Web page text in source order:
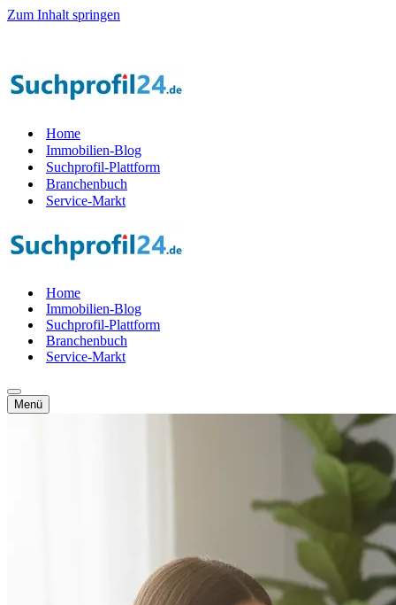
Zum Inhalt springen
Home
Immobilien-Blog
Suchprofil-Plattform
Branchenbuch
Service-Markt
Home
Immobilien-Blog
Suchprofil-Plattform
Branchenbuch
Service-Markt
Navigationsmenü
Menü
Navigationsmenü